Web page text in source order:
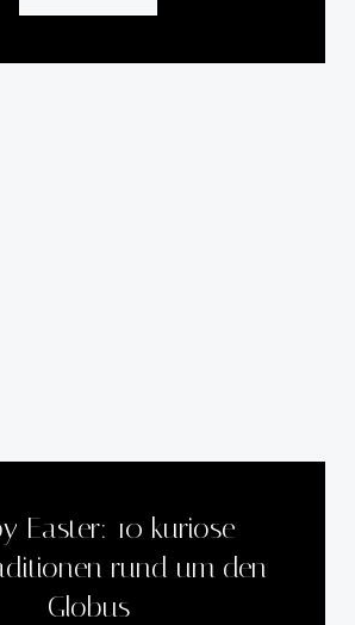
Easter: 10 kuriose
rund um den
Globus